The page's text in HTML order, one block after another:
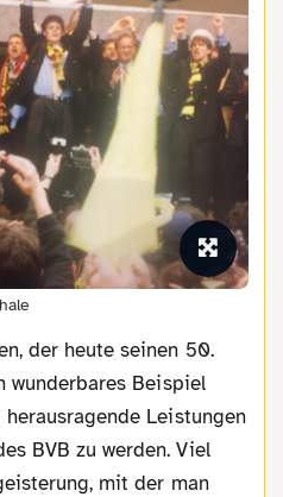
wunderbares Beispiel
Leistungen
BVB zu werden. Viel
mit der man